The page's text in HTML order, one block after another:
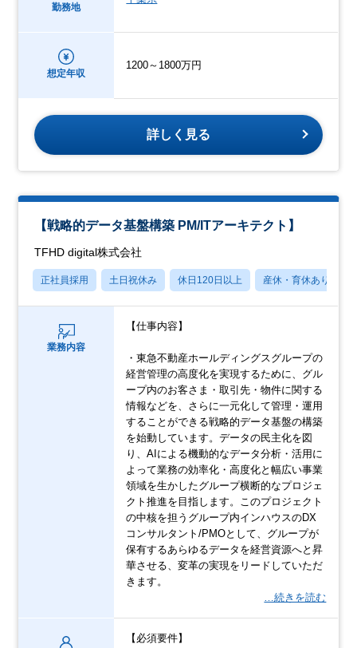
勤務地
想定年収
1200～1800万円
詳しく見る
【戦略的データ基盤構築 PM/ITアーキテクト】
TFHD digital株式会社
正社員採用 土日祝休み 休日120日以上 産休・育休あり
業務内容
【仕事内容】
・東急不動産ホールディングスグループの
経営管理の高度化を実現するために、グル
ープ内のお客さま・取引先・物件に関する
情報などを、さらに一元化して管理・運用
することができる戦略的データ基盤の構築
を始動しています。データの民主化を図
り、AIによる機動的なデータ分析・活用に
よって業務の効率化・高度化と幅広い事業
領域を生かしたグループ横断的なプロジェ
クト推進を目指します。このプロジェクト
の中核を担うグループ内インハウスのDX
コンサルタント/PMOとして、グループが
保有するあらゆるデータを経営資源へと昇
華させる、変革の実現をリードしていただ
きます。
…続きを読む
【必須要件】